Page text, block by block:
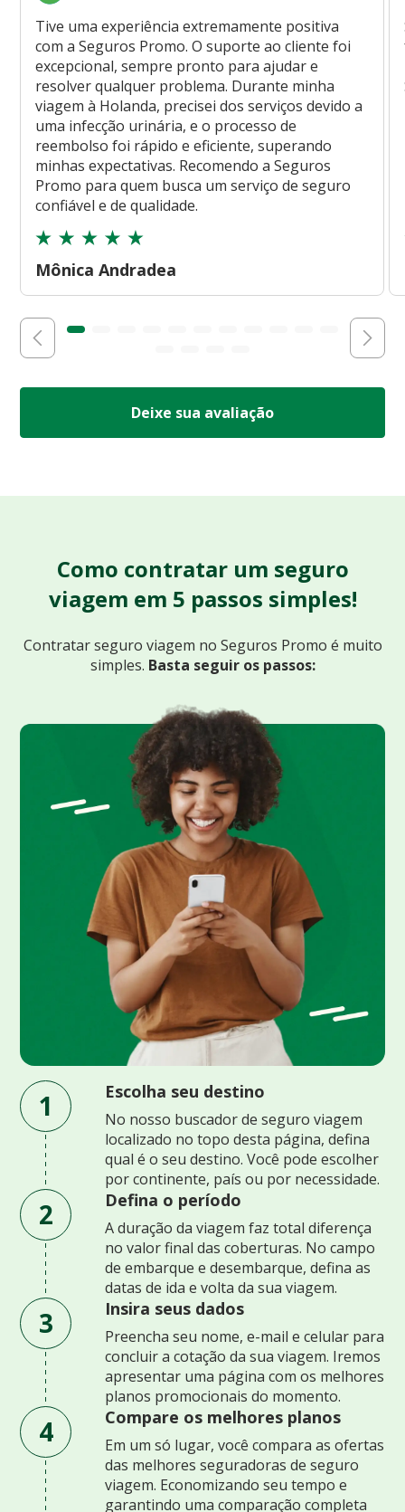
Tive uma experiência extremamente positiva
com a Seguros Promo. O suporte ao cliente foi
excepcional, sempre pronto para ajudar e
resolver qualquer problema. Durante minha
viagem à Holanda, precisei dos serviços devido a
uma infecção urinária, e o processo de
reembolso foi rápido e eficiente, superando
minhas expectativas. Recomendo a Seguros
Promo para quem busca um serviço de seguro
confiável e de qualidade.
Mônica Andradea
Deixe sua avaliação
Como contratar um seguro
viagem em 5 passos simples!
Contratar seguro viagem no Seguros Promo é muito
simples. Basta seguir os passos:
1 Escolha seu destino
No nosso buscador de seguro viagem
localizado no topo desta página, defina
qual é o seu destino. Você pode escolher
por continente, país ou por necessidade.
2 Defina o período
A duração da viagem faz total diferença
no valor final das coberturas. No campo
de embarque e desembarque, defina as
datas de ida e volta da sua viagem.
3 Insira seus dados
Preencha seu nome, e-mail e celular para
concluir a cotação da sua viagem. Iremos
apresentar uma página com os melhores
planos promocionais do momento.
4 Compare os melhores planos
Em um só lugar, você compara as ofertas
das melhores seguradoras de seguro
viagem. Economizando seu tempo e
garantindo uma comparação completa